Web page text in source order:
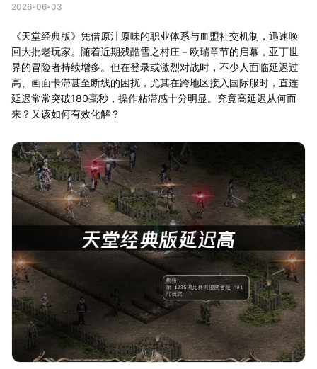
2026-06-03
《天堂经典版》凭借原汁原味的职业体系与血盟社交机制，迅速唤
回大批老玩家。随着近期残酷雪之村庄－欧瑞章节的启幕，亚丁世
界的冒险者持续增多。但在登录或激烈对战时，不少人面临延迟过
高、画面卡滞甚至断线的困扰，尤其在跨地区接入国际服时，直连
延迟常常突破180毫秒，操作粘滞感十分明显。究竟高延迟从何而
来？又该如何有效化解？